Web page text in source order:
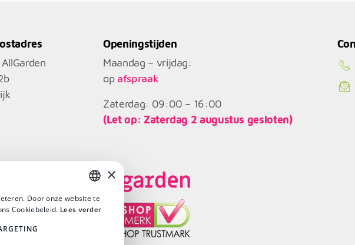
Openingstijden
Maandag – vrijdag:
op afspraak
Zaterdag: 09:00 – 16:00
(Let op: Zaterdag 2 augustus gesloten)
DUTCH
×
Door onze website te
Cookiebeleid. Lees verder